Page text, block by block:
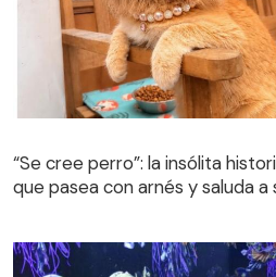
“Se cree perro”: la insólita
que pasea con arnés y saluda a